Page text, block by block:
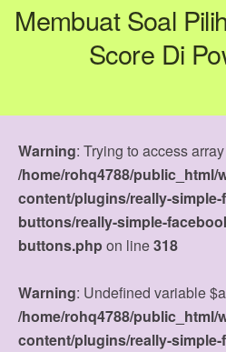
Membuat Soal
Score Di
Warning: Trying to access
/home/rohq4788/public_html/
content/plugins/really-
buttons/really-simple-
buttons.phpon line318
Warning: Undefined variable
/home/rohq4788/public_html/
content/plugins/really-